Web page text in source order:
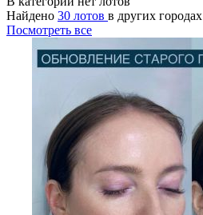
Найдено 30 лотов в других городах
Посмотреть все